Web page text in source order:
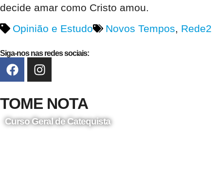
decide amar como Cristo amou.
Opinião e Estudo
Novos Tempos, Rede2
Siga-nos nas redes sociais:
TOME NOTA
Curso Geral de Catequista